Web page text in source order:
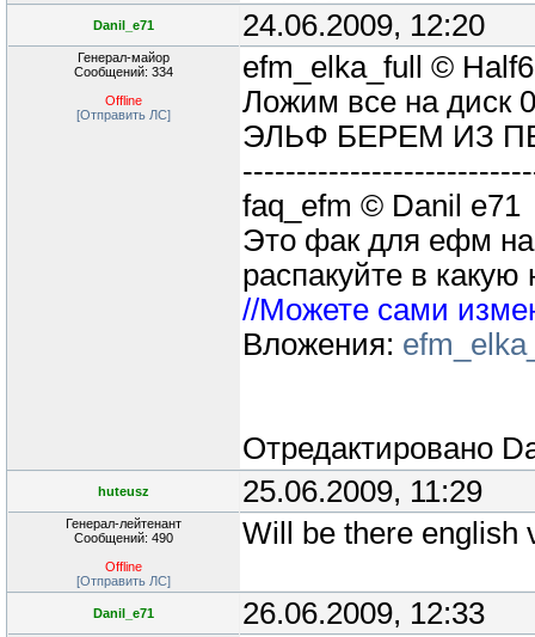
Danil_e71 24.06.2009, 12:20
Генерал-майор
Сообщений: 334
Offline
[Отправить ЛС]
efm_elka_full ©
Ложим все на диск
ЭЛЬФ БЕРЕМ ИЗ
faq_efm © Danil e71
Это фак для ефм
распакуйте в какую
//Можете сами
Вложения:
Отредактировано
huteusz 25.06.2009, 11:29
Генерал-лейтенант
Сообщений: 490
Offline
[Отправить ЛС]
Will be there english
Danil_e71 26.06.2009, 12:33